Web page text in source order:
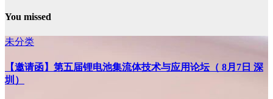
You missed
未分类
【邀请函】第五届锂电池集流体技术与应用论坛（ 8月7日 深
圳）